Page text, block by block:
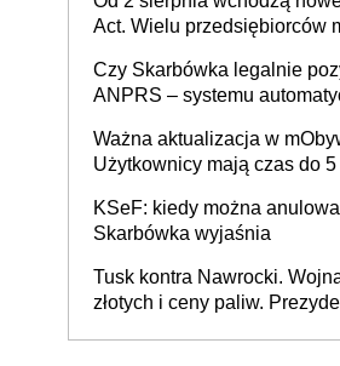
darowizna, ale podatku
Act. Wielu przedsiębiorców
Czy Skarbówka legalnie
ANPRS – systemu
pojazdów z kamer
Ważna aktualizacja w
Użytkownicy mają czas do
KSeF: kiedy można
Skarbówka wyjaśnia
Tusk kontra Nawrocki.
złotych i ceny paliw.